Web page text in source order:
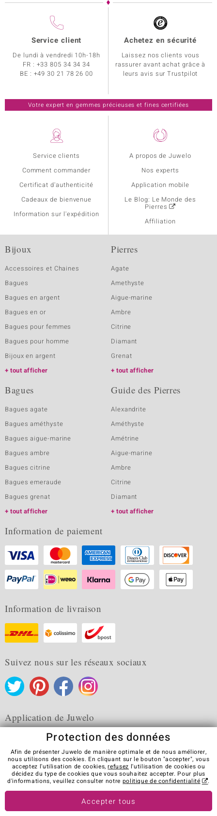
Service clients
Comment commander
Certificat d'authenticité
Cadeaux de bienvenue
Information sur l'expédition
A propos de Juwelo
Nos experts
Application mobile
Le Blog: Le Monde des
Pierres
Affiliation
Service client
De lundi à vendredi 10h-18h
FR : +33 805 34 34 34
BE : +49 30 21 78 26 00
Achetez en sécurité
Laissez nos clients vous
rassurer avant achat grâce à
leurs avis sur Trustpilot
Votre expert en gemmes précieuses et fines certifiées
Bijoux
Accessoires et Chaines
Bagues
Bagues en argent
Bagues en or
Bagues pour femmes
Bagues pour homme
Bijoux en argent
tout afficher
Pierres
Agate
Amethyste
Aigue-marine
Ambre
Citrine
Diamant
Grenat
tout afficher
Bagues
Bagues agate
Bagues améthyste
Bagues aigue-marine
Bagues ambre
Bagues citrine
Bagues emeraude
Bagues grenat
tout afficher
Guide des Pierres
Alexandrite
Améthyste
Amétrine
Aigue-marine
Ambre
Citrine
Diamant
tout afficher
Information de paiement
Information de livraison
Suivez nous sur les réseaux sociaux
Application de Juwelo
CGV Protection des données
Cookies
Mentions légales
Contact
Révocation du contrat
Visit our stores in other countries:
Protection des données
Afin de présenter Juwelo de manière optimale et de nous améliorer,
nous utilisons des cookies. En cliquant sur le bouton "accepter", vous
acceptez l'utilisation de cookies,refusez l'utilisation de cookies ou
décidez du type de cookies que vous souhaitez accepter. Pour plus
d'informations, veuillez consulter notre politique de confidentialité .
Accepter tous